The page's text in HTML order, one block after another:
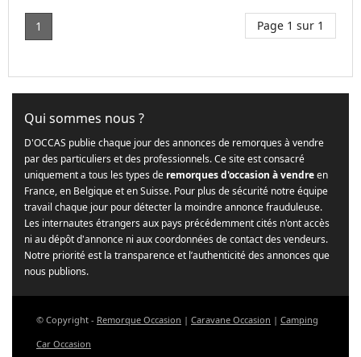
1 Page 1 sur 1
Qui sommes nous ?
D'OCCAS publie chaque jour des annonces de remorques à vendre
par des particuliers et des professionnels. Ce site est consacré
uniquement a tous les types de remorques d'occasion à vendreen
France, en Belgique et en Suisse. Pour plus de sécurité notre équipe
travail chaque jour pour détecter la moindre annonce frauduleuse.
Les internautes étrangers aux pays précédemment cités n'ont accès
ni au dépôt d'annonce ni aux coordonnées de contact des vendeurs.
Notre priorité est la transparence et l’authenticité des annonces que
nous publions.
© Copyright - Remorque Occasion | Caravane Occasion | Camping
Car Occasion